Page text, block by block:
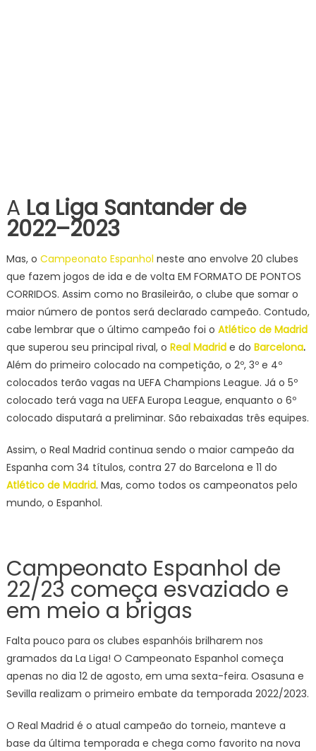
A La Liga Santander de
2022–2023
Mas, o Campeonato Espanhol neste ano envolve 20 clubes
que fazem jogos de ida e de volta EM FORMATO DE PONTOS
CORRIDOS. Assim como no Brasileirão, o clube que somar o
maior número de pontos será declarado campeão. Contudo,
cabe lembrar que o último campeão foi o Atlético de Madrid
que superou seu principal rival, o Real Madride do Barcelona.
Além do primeiro colocado na competição, o 2º, 3º e 4º
colocados terão vagas na UEFA Champions League. Já o 5º
colocado terá vaga na UEFA Europa League, enquanto o 6º
colocado disputará a preliminar. São rebaixadas três equipes.
Assim, o Real Madrid continua sendo o maior campeão da
Espanha com 34 títulos, contra 27 do Barcelona e 11 do
Atlético de Madrid. Mas, como todos os campeonatos pelo
mundo, o Espanhol.
Campeonato Espanhol de
22/23 começa esvaziado e
em meio a brigas
Falta pouco para os clubes espanhóis brilharem nos
gramados da La Liga! O Campeonato Espanhol começa
apenas no dia 12 de agosto, em uma sexta-feira. Osasuna e
Sevilla realizam o primeiro embate da temporada 2022/2023.
O Real Madrid é o atual campeão do torneio, manteve a
base da última temporada e chega como favorito na nova